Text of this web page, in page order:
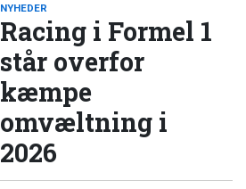
NYHEDER
Racing i Formel 1
står overfor
kæmpe
omvæltning i
2026